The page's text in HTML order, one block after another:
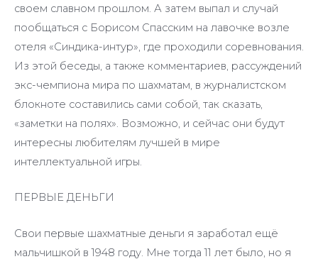
своем славном прошлом. А затем выпал и случай
пообщаться с Борисом Спасским на лавочке возле
отеля «Синдика-интур», где проходили соревнования.
Из этой беседы, а также комментариев, рассуждений
экс-чемпиона мира по шахматам, в журналистском
блокноте составились сами собой, так сказать,
«заметки на полях». Возможно, и сейчас они будут
интересны любителям лучшей в мире
интеллектуальной игры.
ПЕРВЫЕ ДЕНЬГИ
Свои первые шахматные деньги я заработал ещё
мальчишкой в 1948 году. Мне тогда 11 лет было, но я